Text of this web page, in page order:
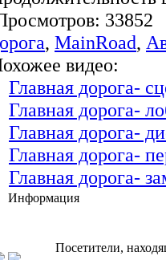
, MainRoad,
видео:
Главная дорога-
Главная дорога-
Главная дорога-
Главная дорога-
Главная дорога-
Информация
Посетители,